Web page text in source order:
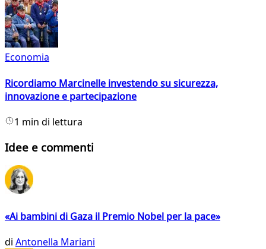
Economia
Ricordiamo Marcinelle investendo su sicurezza,
innovazione e partecipazione
1 min di lettura
Idee e commenti
«Ai bambini di Gaza il Premio Nobel per la pace»
di Antonella Mariani